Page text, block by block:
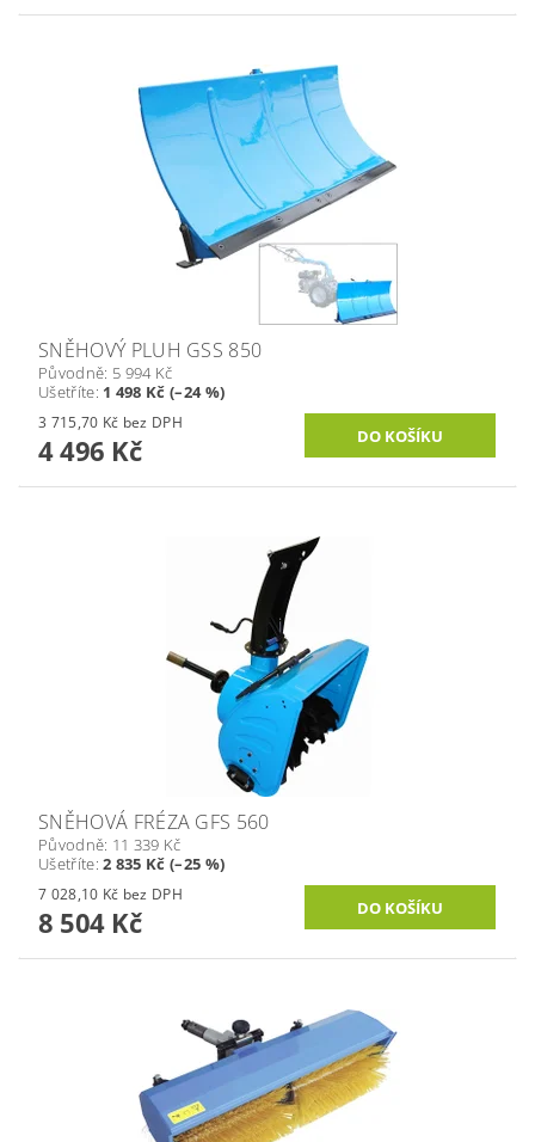
SNĚHOVÝ PLUH GSS 850
Původně: 5 994 Kč
Ušetříte: 1 498 Kč (–24 %)
3 715,70 Kč bez DPH
4 496 Kč
SNĚHOVÁ FRÉZA GFS 560
Původně: 11 339 Kč
Ušetříte:2 835 Kč (–25 %)
7 028,10 Kč bez DPH
8 504 Kč